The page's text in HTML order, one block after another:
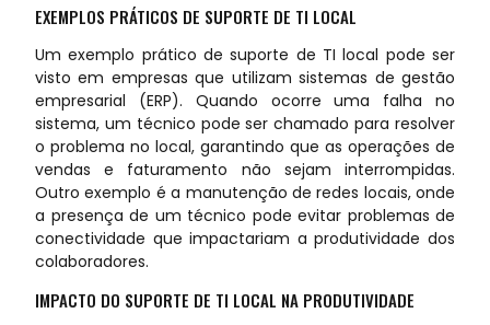
EXEMPLOS PRÁTICOS DE SUPORTE DE TI LOCAL
Um exemplo prático de suporte de TI local pode ser
visto em empresas que utilizam sistemas de gestão
empresarial (ERP). Quando ocorre uma falha no
sistema, um técnico pode ser chamado para resolver
o problema no local, garantindo que as operações de
vendas e faturamento não sejam interrompidas.
Outro exemplo é a manutenção de redes locais, onde
a presença de um técnico pode evitar problemas de
conectividade que impactariam a produtividade dos
colaboradores.
IMPACTO DO SUPORTE DE TI LOCAL NA PRODUTIVIDADE